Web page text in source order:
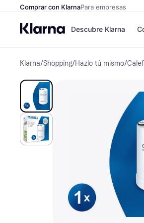
Comprar con KlarnaPara empresas
Descubre Klarna
Klarna/Shopping/Hazlo tú mismo/